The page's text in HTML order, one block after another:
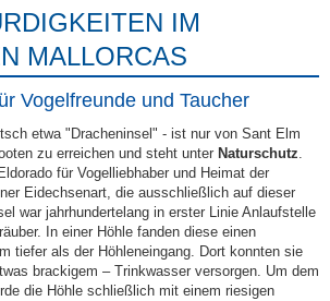
IM
MALLORCAS
Vogelfreunde und Taucher
etwa "Dracheninsel" - ist nur von Sant Elm
zu erreichen und steht unter Naturschutz.
für Vogelliebhaber und Heimat der
Eidechsenart, die ausschließlich auf dieser
war jahrhundertelang in erster Linie Anlaufstelle
In einer Höhle fanden diese einen
tiefer als der Höhleneingang. Dort konnten sie
brackigem – Trinkwasser versorgen. Um dem
die Höhle schließlich mit einem riesigen